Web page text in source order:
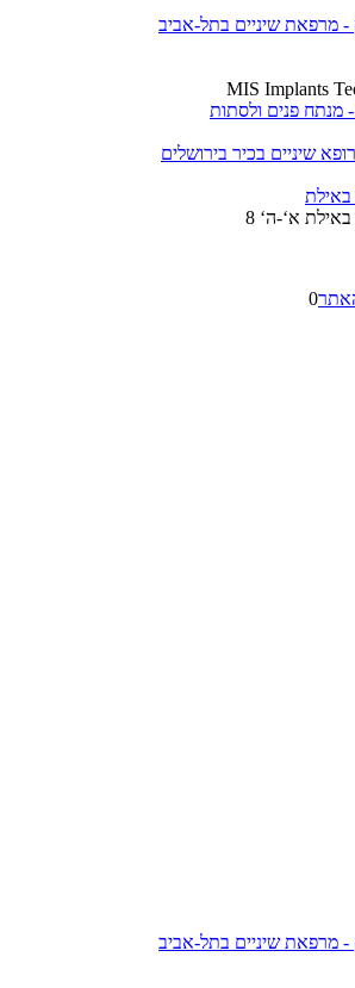
- מרפאת שיניים בתל-אביב
MIS Implants
מנתח פנים ולסתות
שיניים בכיר בירושלים
א‘-ה‘ 8
0
- מרפאת שיניים בתל-אביב